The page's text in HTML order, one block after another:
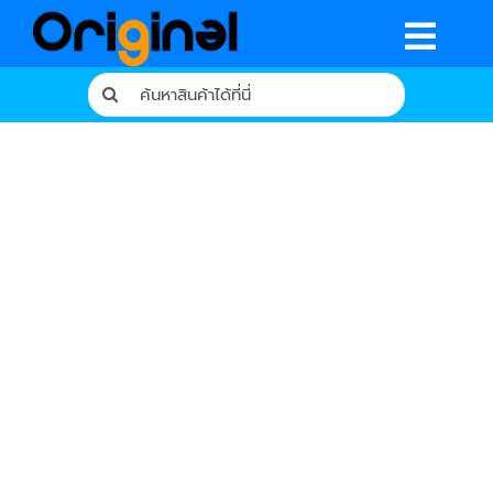
content
หน้าหลัก
Search
for: